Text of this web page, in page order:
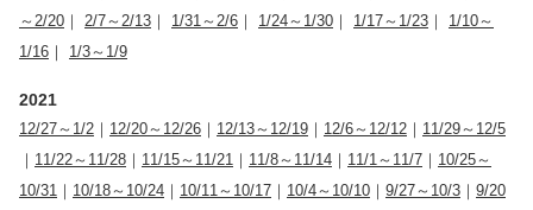
～2/20 ｜ 2/7～2/13 ｜ 1/31～2/6 ｜ 1/24～1/30 ｜ 1/17～1/23 ｜ 1/10～
1/16 ｜ 1/3～1/9
2021
12/27～1/2 ｜ 12/20～12/26 ｜ 12/13～12/19 ｜ 12/6～12/12 ｜ 11/29～12/5
｜ 11/22～11/28 ｜ 11/15～11/21 ｜ 11/8～11/14 ｜ 11/1～11/7 ｜ 10/25～
10/31 ｜ 10/18～10/24 ｜ 10/11～10/17 ｜ 10/4～10/10 ｜ 9/27～10/3 ｜ 9/20